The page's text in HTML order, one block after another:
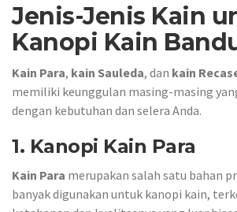
Jenis-Jenis Kain
Kanopi Kain
Kain Para, kain Sauleda, dan kain
memiliki keunggulan masing-masing
dengan kebutuhan dan selera Anda.
1. Kanopi Kain Para
Kain Para merupakan salah satu bahan
banyak digunakan untuk kanopi kain,